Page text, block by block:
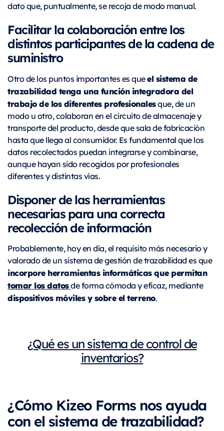
dato que, puntualmente, se recoja de modo manual.
Facilitar la colaboración entre los
distintos participantes de la cadena de
suministro
Otro de los puntos importantes es queel sistema de
trazabilidad tenga una función integradora del
trabajo de los diferentes profesionalesque, de un
modo u otro, colaboran en el circuito de almacenaje y
transporte del producto, desde que sala de fabricación
hasta que llega al consumidor. Es fundamental que los
datos recolectados puedan integrarse y combinarse,
aunque hayan sido recogidos por profesionales
diferentes y distintas vías.
Disponer de las herramientas
necesarias para una correcta
recolección de información
Probablemente, hoy en día, el requisito más necesario y
valorado de un sistema de gestión de trazabilidad es que
incorpore herramientas informáticas que permitan
tomar los datosde forma cómoda y eficaz, mediante
dispositivos móviles y sobre el terreno.
¿Qué es un sistema de control de
inventarios?
¿Cómo Kizeo Forms nos ayuda
con el sistema de trazabilidad?